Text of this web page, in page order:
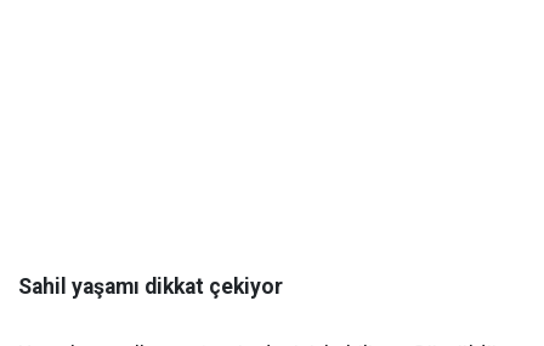
Sahil yaşamı dikkat çekiyor